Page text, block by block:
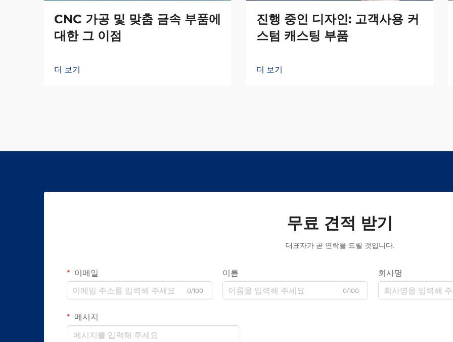
CNC 가공 및 맞춤 금속 부품에
대한 그 이점
더 보기
진행 중인 디자인: 고객사용 커
스텀 캐스팅 부품
더 보기
무료 견적 받기
대표자가 곧 연락을 드릴 것입니다.
이메일
0/100
이름
0/100
회사명
메시지